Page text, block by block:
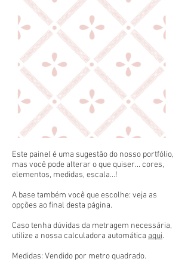
Este painel é uma sugestão do nosso portfólio,
mas você pode alterar o que quiser... cores,
elementos, medidas, escala...!
A base também você que escolhe: veja as
opções ao final desta página.
Caso tenha dúvidas da metragem necessária,
utilize a nossa calculadora automática aqui.
Medidas: Vendido por metro quadrado.